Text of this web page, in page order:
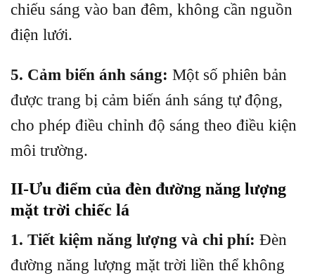
chiếu sáng vào ban đêm, không cần nguồn
điện lưới.
5. Cảm biến ánh sáng: Một số phiên bản
được trang bị cảm biến ánh sáng tự động,
cho phép điều chỉnh độ sáng theo điều kiện
môi trường.
II-Ưu điểm của đèn đường năng lượng
mặt trời chiếc lá
1. Tiết kiệm năng lượng và chi phí: Đèn
đường năng lượng mặt trời liền thể không